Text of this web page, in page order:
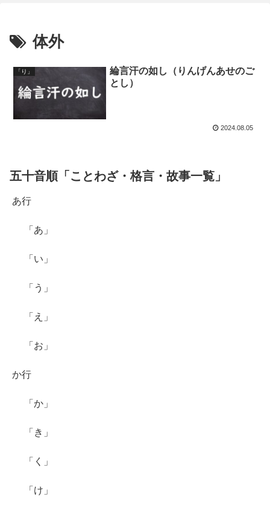
体外
「り」
綸言汗の如し（りんげんあせのご
とし）
2024.08.05
五十音順「ことわざ・格言・故事一覧」
あ行
「あ」
「い」
「う」
「え」
「お」
か行
「か」
「き」
「く」
「け」